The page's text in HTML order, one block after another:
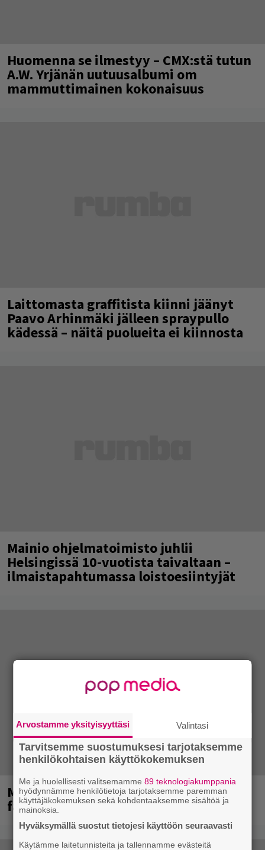
Huomenna se ilmestyy – CMX:stä tutun
A.W. Yrjänän uutuusalbumi om
mammuttimainen kokonaisuus
Laittomasta graffitista kiinni jäänyt
Paavo Arhinmäki jälleen spraypullo
kädessä – näitä puolueita ei kiinnosta
Mainio ohjelmatoimisto juhlii
Helsingissä 10-vuotista taivaltaan –
ilmaistapahtumassa loistoesiintyjät
Mainioita uutisia Remu Aaltosen
faneille
Arvostamme yksityisyyttäsi Valintasi
Tarvitsemme suostumuksesi tarjotaksemme
henkilökohtaisen käyttökokemuksen
Me ja huolellisesti valitsemamme89 teknologiakumppania
hyödynnämme henkilötietoja tarjotaksemme paremman
käyttäjäkokemuksen sekä kohdentaaksemme sisältöä ja
mainoksia.
Hyväksymällä suostut tietojesi käyttöön seuraavasti
Käytämme laitetunnisteita ja tallennamme evästeitä